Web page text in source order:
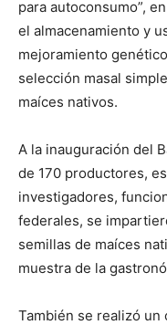
para autoconsumo”,
el almacenamiento y
mejoramiento
selección masal
maíces nativos.
A la inauguración del
de 170 productores,
investigadores,
federales, se
semillas de maíces
muestra de la
También se realizó un